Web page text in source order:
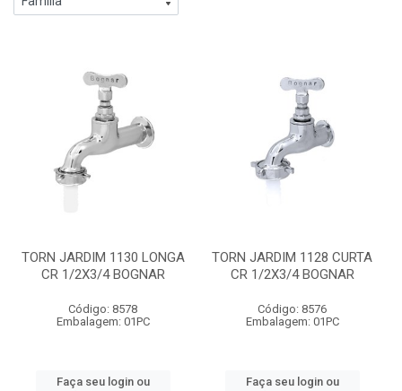
TORN JARDIM 1130 LONGA
CR 1/2X3/4 BOGNAR
Código: 8578
Embalagem: 01PC
Faça seu login ou
TORN JARDIM 1128 CURTA
CR 1/2X3/4 BOGNAR
Código: 8576
Embalagem: 01PC
Faça seu login ou